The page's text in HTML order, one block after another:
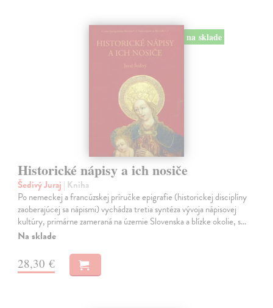
na sklade
Historické nápisy a ich nosiče
Šedivý Juraj | Kniha
Po nemeckej a francúzskej príručke epigrafie (historickej disciplíny
zaoberajúcej sa nápismi) vychádza tretia syntéza vývoja nápisovej
kultúry, primárne zameraná na územie Slovenska a blízke okolie, s…
Na sklade
28,30 €